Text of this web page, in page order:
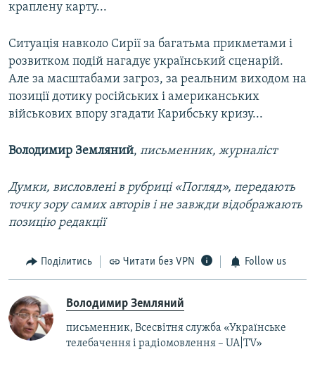
краплену карту...
Ситуація навколо Сирії за багатьма прикметами і
розвитком подій нагадує український сценарій.
Але за масштабами загроз, за реальним виходом на
позиції дотику російських і американських
військових впору згадати Карибську кризу...
Володимир Земляний, письменник, журналіст
Думки, висловлені в рубриці «Погляд», передають
точку зору самих авторів і не завжди відображають
позицію редакції
Поділитись Читати без VPN Follow us
Володимир Земляний
письменник, Всесвітня служба «Українське
телебачення і радіомовлення – UA|TV»